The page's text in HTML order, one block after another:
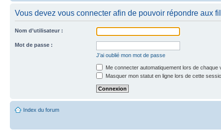
Vous devez vous connecter afin de pouvoir répondre aux
Nom d’utilisateur :
Mot de passe :
J’ai oublié mon mot de passe
Me connecter automatiquement lors de chaque
Masquer mon statut en ligne lors de cette
Index du forum